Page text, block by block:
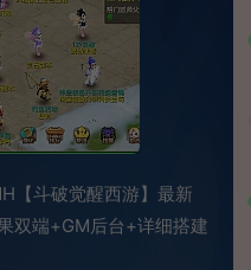
【斗破觉醒西游】最新
双端+GM后台+详细搭建